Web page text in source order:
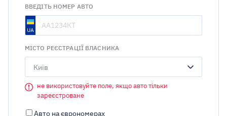
ВВЕДІТЬ НОМЕР АВТО
МІСТО РЕЄСТРАЦІЇ ВЛАСНИКА
Київ
не використовуйте поле, якщо авто тільки
зареєстроване
Авто на єврономерах